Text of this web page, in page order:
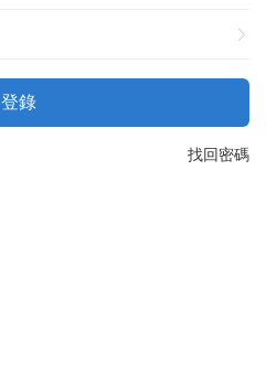
登錄
找回密碼